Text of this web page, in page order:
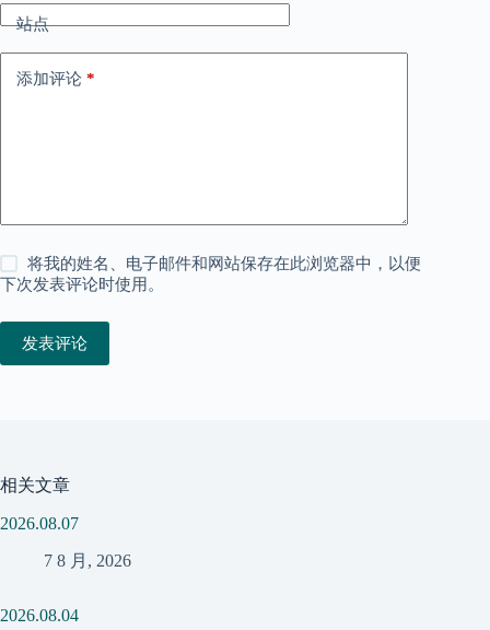
站点
添加评论 *
将我的姓名、电子邮件和网站保存在此浏览器中，以便
下次发表评论时使用。
发表评论
相关文章
2026.08.07
7 8 月, 2026
2026.08.04